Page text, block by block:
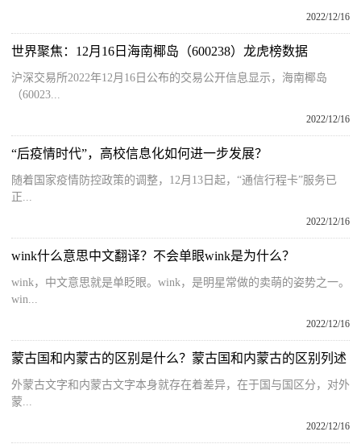
2022/12/16
世界聚焦：12月16日海南椰岛（600238）龙虎榜数据
沪深交易所2022年12月16日公布的交易公开信息显示，海南椰岛
（60023...
2022/12/16
“后疫情时代”，高校信息化如何进一步发展？
随着国家疫情防控政策的调整，12月13日起，“通信行程卡”服务已
正...
2022/12/16
wink什么意思中文翻译？不会单眼wink是为什么？
wink，中文意思就是单眨眼。wink，是明星常做的卖萌的姿势之一。
win...
2022/12/16
蒙古国和内蒙古的区别是什么？蒙古国和内蒙古的区别列述
外蒙古文字和内蒙古文字本身就存在着差异，在于国与国区分，对外
蒙...
2022/12/16